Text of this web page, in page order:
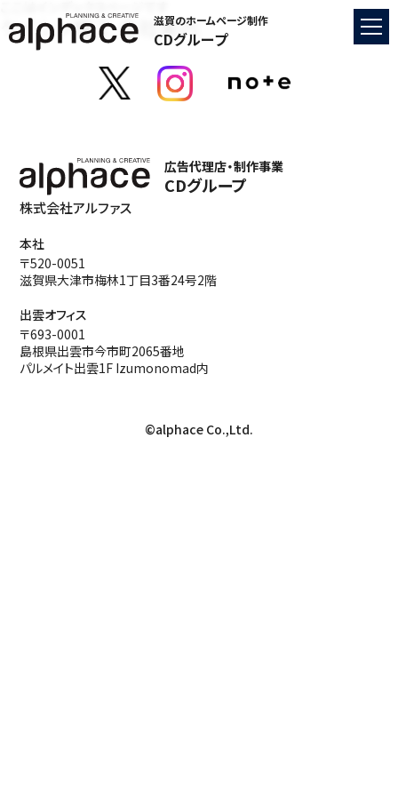
滋賀のホームページ制作
CDグループ
ケイシン機工 会社案内
広告代理店・制作事業
CDグループ
株式会社アルファス
本社
〒520-0051
滋賀県大津市梅林1丁目3番24号2階
出雲オフィス
〒693-0001
島根県出雲市今市町2065番地
パルメイト出雲1F Izumonomad内
©alphace Co.,Ltd.